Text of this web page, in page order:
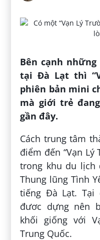
Bên cạnh
tại Đà Lạt thì
phiên bản mini
mà giới trẻ
gần đây.
Cách trung tâm
điểm đến “Vạn Lý
trong khu du lịch
Thung lũng Tình
tiếng Đà Lạt.
đươc dựng nên
khối giống với
Trung Quốc.